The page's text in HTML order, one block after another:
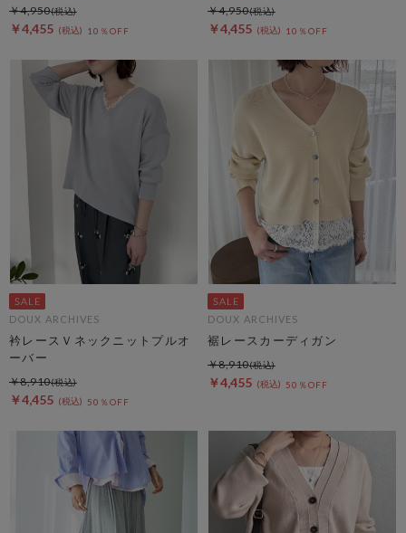
￥4,455 10％OFF
￥4,950
￥4,455 10％OFF
￥4,950
DOUX ARCHIVES
衿レースＶネックニットプルオ
ーバー
￥4,455 50％OFF
￥8,910
DOUX ARCHIVES
裾レースカーディガン
￥4,455 50％OFF
￥8,910